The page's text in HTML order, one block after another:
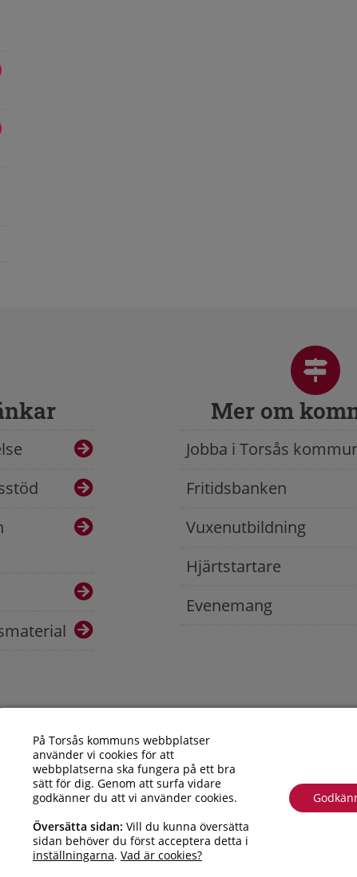
På Torsås kommuns webbplatser
använder vi cookies för att
webbplatserna ska fungera på ett bra
sätt för dig. Genom att surfa vidare
godkänner du att vi använder cookies.
Översätta sidan: Vill du kunna översätta
sidan behöver du först acceptera detta i
inställningarna. Vad är cookies?
Mer om
Jobba i Torsås
Fritidsbanken
Vuxenutbildning
Hjärtstartare
Evenemang
Torsås kommun
| Besöksadress: Allfargatan 26 |
Telefonnummer: 010 – 35 33 100 |